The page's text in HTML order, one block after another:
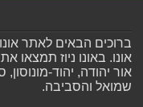
ברוכים הבאים לאתר
אונו. באונו ניוז תמצאו
אור יהודה, יהוד-מונוסון,
שמואל והסביבה.